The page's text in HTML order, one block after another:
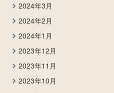
2024年3月
2024年2月
2024年1月
2023年12月
2023年11月
2023年10月